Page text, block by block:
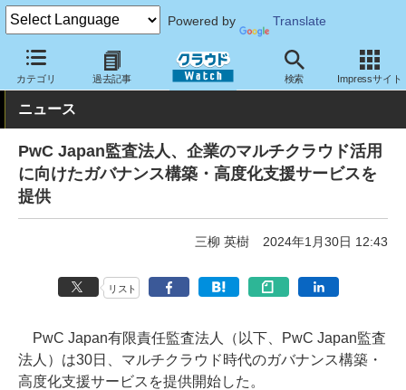
Powered by Translate
カテゴリ 過去記事 検索 Impressサイト
クラウド Watch サービス・ソフト サービス その他
ニュース
PwC Japan監査法人、企業のマルチクラウド活用
に向けたガバナンス構築・高度化支援サービスを
提供
三柳 英樹 2024年1月30日 12:43
リスト
PwC Japan有限責任監査法人（以下、PwC Japan監査
法人）は30日、マルチクラウド時代のガバナンス構築・
高度化支援サービスを提供開始した。